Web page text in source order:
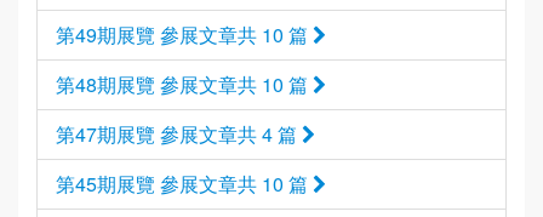
第49期展覽 參展文章共 10 篇
第48期展覽 參展文章共 10 篇
第47期展覽 參展文章共 4 篇
第45期展覽 參展文章共 10 篇